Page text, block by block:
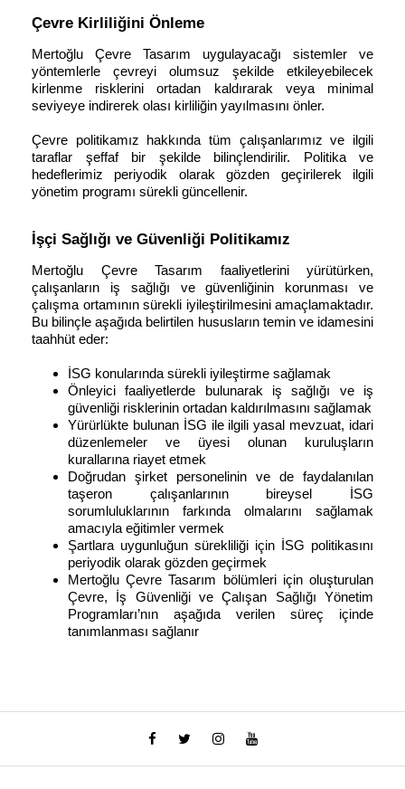
Çevre Kirliliğini Önleme
Mertoğlu Çevre Tasarım uygulayacağı sistemler ve
yöntemlerle çevreyi olumsuz şekilde etkileyebilecek
kirlenme risklerini ortadan kaldırarak veya minimal
seviyeye indirerek olası kirliliğin yayılmasını önler.
Çevre politikamız hakkında tüm çalışanlarımız ve ilgili
taraflar şeffaf bir şekilde bilinçlendirilir. Politika ve
hedeflerimiz periyodik olarak gözden geçirilerek ilgili
yönetim programı sürekli güncellenir.
İşçi Sağlığı ve Güvenliği Politikamız
Mertoğlu Çevre Tasarım faaliyetlerini yürütürken,
çalışanların iş sağlığı ve güvenliğinin korunması ve
çalışma ortamının sürekli iyileştirilmesini amaçlamaktadır.
Bu bilinçle aşağıda belirtilen hususların temin ve idamesini
taahhüt eder:
İSG konularında sürekli iyileştirme sağlamak
Önleyici faaliyetlerde bulunarak iş sağlığı ve iş
güvenliği risklerinin ortadan kaldırılmasını sağlamak
Yürürlükte bulunan İSG ile ilgili yasal mevzuat, idari
düzenlemeler ve üyesi olunan kuruluşların
kurallarına riayet etmek
Doğrudan şirket personelinin ve de faydalanılan
taşeron çalışanlarının bireysel İSG
sorumluluklarının farkında olmalarını sağlamak
amacıyla eğitimler vermek
Şartlara uygunluğun sürekliliği için İSG politikasını
periyodik olarak gözden geçirmek
Mertoğlu Çevre Tasarım bölümleri için oluşturulan
Çevre, İş Güvenliği ve Çalışan Sağlığı Yönetim
Programları’nın aşağıda verilen süreç içinde
tanımlanması sağlanır